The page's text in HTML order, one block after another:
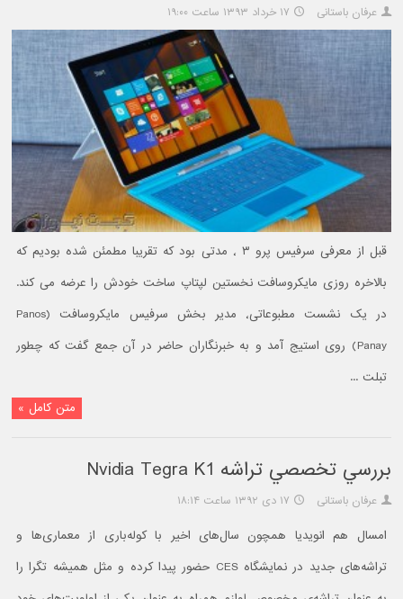
عرفان باستانی ۱۷ خرداد ۱۳۹۳ ساعت ۱۹:۰۰
قبل از معرفی سرفیس پرو ۳ ٬ مدتی بود که تقریبا مطمئن شده بودیم که
بالاخره روزی مایکروسافت نخستین لپتاپ ساخت خودش را عرضه می کند.
در یک نشست مطبوعاتی٬ مدیر بخش سرفیس مایکروسافت (Panos
Panay) روی استیج آمد و به خبرنگاران حاضر در آن جمع گفت که چطور
تبلت ...
متن کامل »
بررسي تخصصي تراشه Nvidia Tegra K1
عرفان باستانی ۱۷ دی ۱۳۹۲ ساعت ۱۸:۱۴
امسال هم انویدیا همچون سال‌های اخیر با کوله‌باری از معماری‌ها و
تراشه‌های جدید در نمایشگاه CES حضور پیدا کرده و مثل همیشه تگرا را